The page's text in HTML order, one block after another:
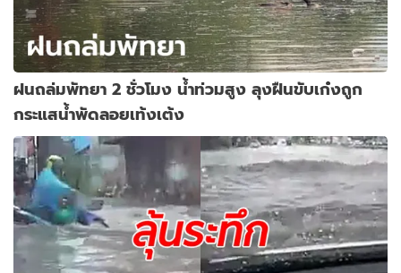
ฝนถล่มพัทยา 2 ชั่วโมง น้ำท่วมสูง ลุงฝืนขับเก๋งถูก
กระแสน้ำพัดลอยเท้งเต้ง